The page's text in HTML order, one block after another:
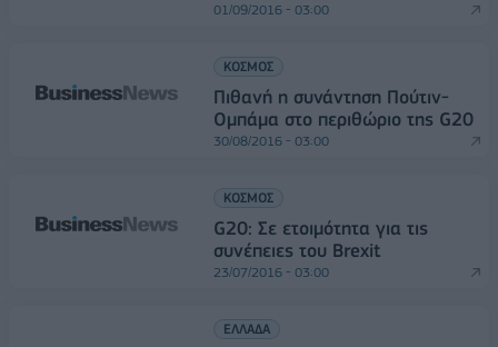
01/09/2016 - 03:00
ΚΟΣΜΟΣ
Πιθανή η συνάντηση Πούτιν-
Ομπάμα στο περιθώριο της G20
30/08/2016 - 03:00
ΚΟΣΜΟΣ
G20: Σε ετοιμότητα για τις
συνέπειες του Brexit
23/07/2016 - 03:00
ΕΛΛΑΔΑ